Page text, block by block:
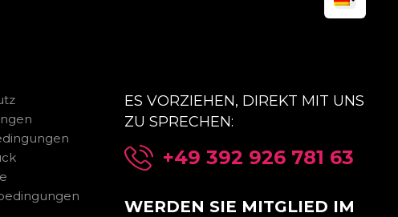
ES VORZIEHEN, DIREKT MIT UNS
ZU SPRECHEN:
+49 392 926 781 63
WERDEN SIE MITGLIED IM